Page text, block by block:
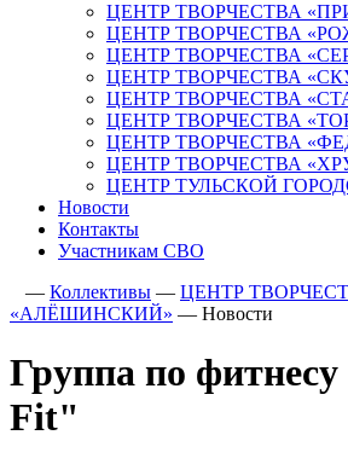
ЦЕНТР ТВОРЧЕСТВА
ЦЕНТР ТВОРЧЕСТВА
ЦЕНТР ТВОРЧЕСТВА
ЦЕНТР ТВОРЧЕСТВА
ЦЕНТР ТВОРЧЕСТВА
ЦЕНТР ТВОРЧЕСТВА
ЦЕНТР ТВОРЧЕСТВА
ЦЕНТР ТВОРЧЕСТВА
ЦЕНТР ТУЛЬСКОЙ
Новости
Контакты
Участникам СВО
— Коллективы — ЦЕНТР
«АЛЁШИНСКИЙ» — Новости
Группа по
Fit"